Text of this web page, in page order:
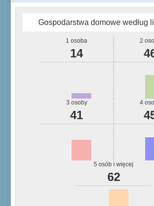
Gospodarstwa domowe według
1 osoba
14
2
3 osoby
41
4
5 osób i więcej
62